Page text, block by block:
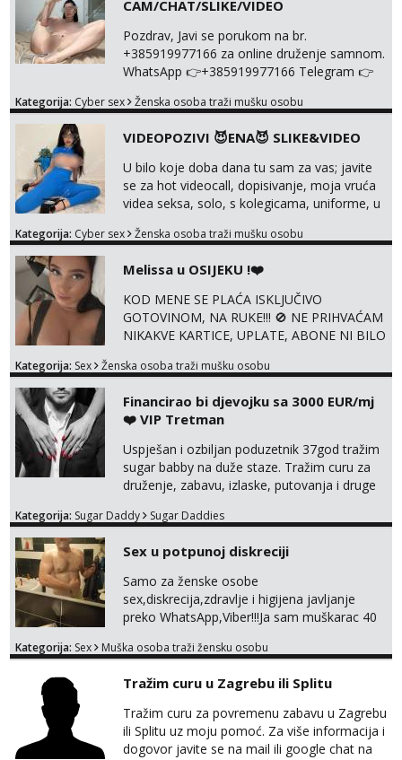
CAM/CHAT/SLIKE/VIDEO
Pozdrav, Javi se porukom na br.
+385919977166 za online druženje samnom.
WhatsApp 👉+385919977166 Telegram 👉
solo i s partnerom, kolegicama
haljine, štikle, samostojeće itd. Nudim
svakakva videa seksa, pušenje, razne
lokacije, suradnje s kolegicama, fetiši..
Dopisivanje i slike također radim. NIŠTA UŽI...
Kategorija: Cyber sex Ženska osoba traži mušku osobu
VIDEOPOZIVI 😈ENA😈 SLIKE&VIDEO
U bilo koje doba dana tu sam za vas; javite
se za hot videocall, dopisivanje, moja vruća
videa seksa, solo, s kolegicama, uniforme, u
+385919977166 Telegram 👉
UŽIVO
Kategorija: Cyber sex Ženska osoba traži mušku osobu
Melissa u OSIJEKU !❤️
KOD MENE SE PLAĆA ISKLJUČIVO
GOTOVINOM, NA RUKE!!! 🚫 NE PRIHVAĆAM
NIKAKVE KARTICE, UPLATE, ABONE NI BILO
SAMO GOTOVINA!!! Moje fotografije su
za dopisivanja Za dogovor mi piši direktno na
WhatsApp – ako znaš što želiš, bit će ti
nagrađeno.
Kategorija: Sex Ženska osoba traži mušku osobu
Financirao bi djevojku sa 3000 EUR/mj
❤️ VIP Tretman
Uspješan i ozbiljan poduzetnik 37god tražim
sugar babby na duže staze. Tražim curu za
druženje, zabavu, izlaske, putovanja i druge
otvorena, komunikativna, zgodna i atraktivna
markodalic37@gmail.com
Kategorija: Sugar Daddy Sugar Daddies
Sex u potpunoj diskreciji
Samo za ženske osobe
sex,diskrecija,zdravlje i higijena javljanje
preko WhatsApp,Viber!!!Ja sam muškarac 40
sve stvar dogovora otvoren za sve
Kategorija: Sex Muška osoba traži žensku osobu
Tražim curu u Zagrebu ili Splitu
Tražim curu za povremenu zabavu u Zagrebu
ili Splitu uz moju pomoć. Za više informacija i
dogovor javite se na mail ili google chat na